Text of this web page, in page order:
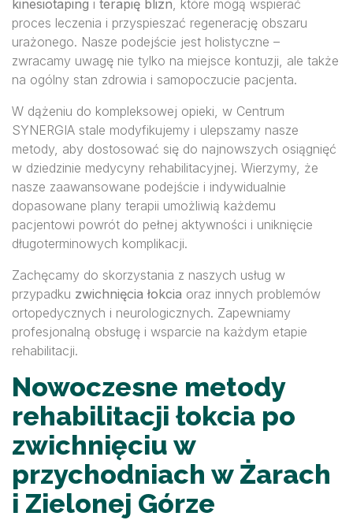
kinesiotaping i terapię blizn, które mogą wspierać
proces leczenia i przyspieszać regenerację obszaru
urażonego. Nasze podejście jest holistyczne –
zwracamy uwagę nie tylko na miejsce kontuzji, ale także
na ogólny stan zdrowia i samopoczucie pacjenta.
W dążeniu do kompleksowej opieki, w Centrum
SYNERGIA stale modyfikujemy i ulepszamy nasze
metody, aby dostosować się do najnowszych osiągnięć
w dziedzinie medycyny rehabilitacyjnej. Wierzymy, że
nasze zaawansowane podejście i indywidualnie
dopasowane plany terapii umożliwią każdemu
pacjentowi powrót do pełnej aktywności i uniknięcie
długoterminowych komplikacji.
Zachęcamy do skorzystania z naszych usług w
przypadku zwichnięcia łokcia oraz innych problemów
ortopedycznych i neurologicznych. Zapewniamy
profesjonalną obsługę i wsparcie na każdym etapie
rehabilitacji.
Nowoczesne metody
rehabilitacji łokcia po
zwichnięciu w
przychodniach w Żarach
i Zielonej Górze